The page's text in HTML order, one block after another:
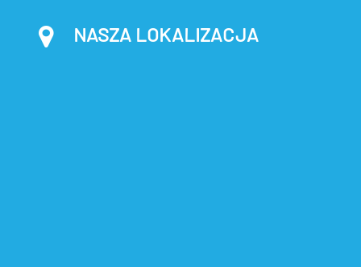
NASZA LOKALIZACJA